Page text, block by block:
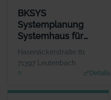
BKSYS
Systemplanung
Systemhaus für
Anwendungssoftware
Hasenäckerstraße 81
71397 Leutenbach
Details
BKSYS SYSTEMPLANUNG